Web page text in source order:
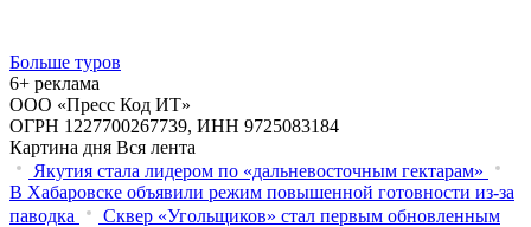
Больше туров
6+ реклама
ООО «Пресс Код ИТ»
ОГРН 1227700267739, ИНН 9725083184
Картина дня Вся лента
Якутия стала лидером по «дальневосточным гектарам»
В Хабаровске объявили режим повышенной готовности из‑за
паводка
Сквер «Угольщиков» стал первым обновленным